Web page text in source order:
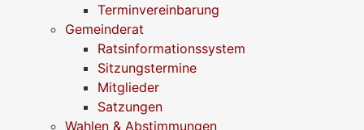
Terminvereinbarung
Gemeinderat
Ratsinformationssystem
Sitzungstermine
Mitglieder
Satzungen
Wahlen & Abstimmungen